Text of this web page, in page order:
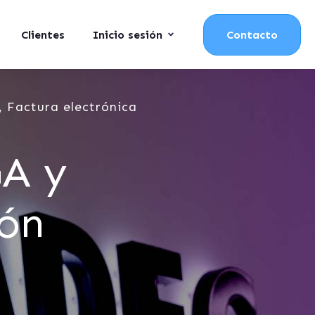
Clientes Inicio sesión Contacto
Factura electrónica
y